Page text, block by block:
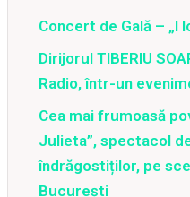
Concert de Gală – „I
Dirijorul TIBERIU
Radio, într-un
Cea mai frumoasă
Julieta”, spectacol
îndrăgostiților, pe
București